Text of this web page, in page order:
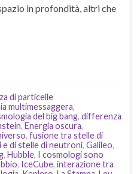
in profondità, altri che
di particelle
multimessaggera,
del big bang, differenza
, Energia oscura,
, fusione tra stelle di
e di stelle di neutroni, Galileo,
, Hubble, I cosmologi sono
, IceCube, interazione tra